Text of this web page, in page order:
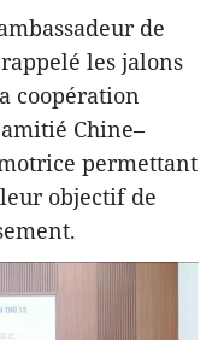
de
les jalons
coopération
Chine–
permettant
objectif de